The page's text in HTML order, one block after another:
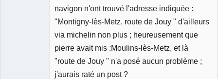
navigon n'ont trouvé l'adresse indiquée :
"Montigny-lès-Metz, route de Jouy " d'ailleurs
via michelin non plus ; heureusement que
pierre avait mis :Moulins-lès-Metz, et là
"route de Jouy " n'a posé aucun problème ;
j'aurais raté un post ?